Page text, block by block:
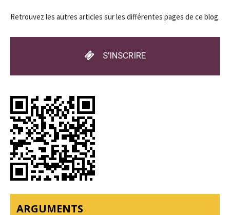
Retrouvez les autres articles sur les différentes pages de ce blog.
S'INSCRIRE
ARGUMENTS